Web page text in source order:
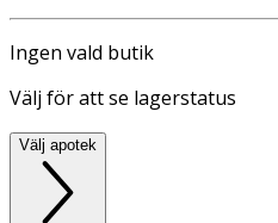
Ingen vald butik
Välj för att se lagerstatus
Välj apotek